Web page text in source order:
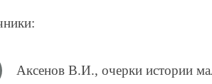
Аксенов В.И., очерки истории